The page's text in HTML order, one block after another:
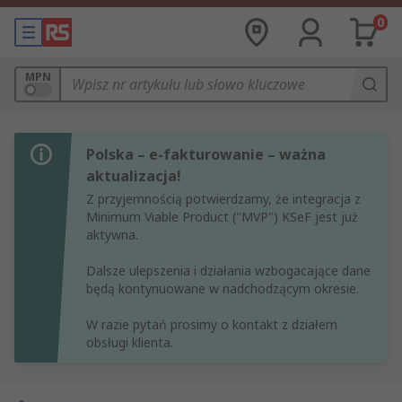
0
MPN
Polska – e-fakturowanie – ważna
aktualizacja!
Z przyjemnością potwierdzamy, że integracja z
Minimum Viable Product ("MVP") KSeF jest już
aktywna.
Dalsze ulepszenia i działania wzbogacające dane
będą kontynuowane w nadchodzącym okresie.
W razie pytań prosimy o kontakt z działem
obsługi klienta.